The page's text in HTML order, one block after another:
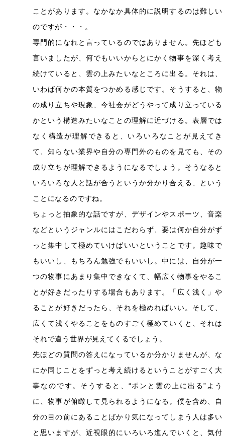
ことがあります。なかなか具体的に説明するのは難しい
のですが・・・。
専門的になれと言っているのではありません。先ほども
言いましたが、何でもいいからとにかく物事を深く考え
続けていると、雲の上みたいなところに出る。それは、
いわば何かの本質をつかめる感じです。そうすると、物
の成り立ちや現象、今社会がどうやって成り立っている
かという構造みたいなことの理解に近づける。表層では
なく構造が理解できると、いろいろなことが見えてき
て、知らない業界や自分の専門外のものを見ても、その
成り立ちが理解できるようになるでしょう。そうなると
いろいろな人と話が合うというか分かり合える、という
ことになるのですね。
ちょっと抽象的な話ですが、デザインやスポーツ、音楽
などというジャンルにはこだわらず、要は何か自分がず
っと集中して極めていけばいいということです。趣味で
もいいし、もちろん勉強でもいいし。中には、自分が一
つの物事にあまり集中できなくて、幅広く物事をやるこ
とが好きだったりする場合もあります。「広く浅く」や
ることが好きだったら、それを極めればいい。そして、
広くて浅くやることをものすごく極めていくと、それは
それで違う世界が見えてくるでしょう。
先ほどの質問の答えになっているか分かりませんが、な
にか同じことをずっと考え続けるということがすごく大
事なのです。そうすると、“ポンと雲の上に出る”よう
に、物事が俯瞰して見られるようになる。僕を含め、自
分の目の前にあることばかり気になってしまう人は多い
と思いますが、近視眼的にいろいろ進んでいくと、気付